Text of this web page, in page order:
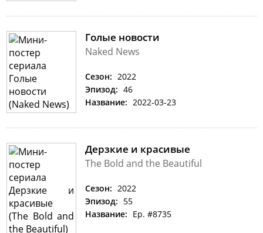
Голые новости
Naked News
Сезон: 2022
Эпизод: 46
Название: 2022-03-23
Дерзкие и красивые
The Bold and the Beautiful
Сезон: 2022
Эпизод: 55
Название: Ep. #8735